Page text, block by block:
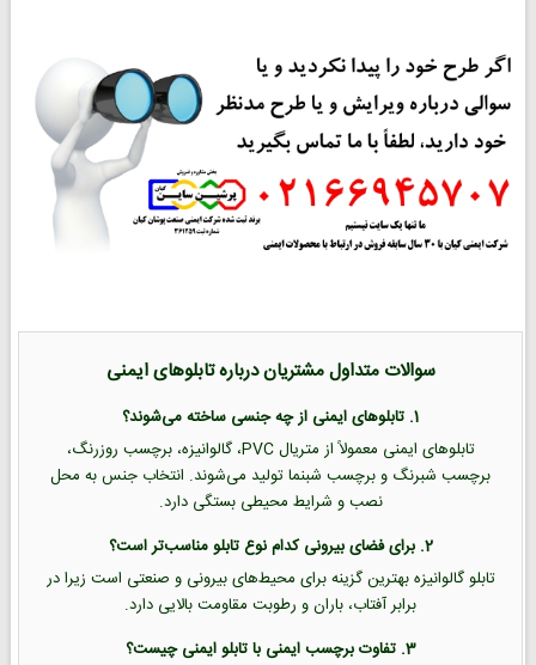
سوالات متداول مشتریان درباره تابلوهای ایمنی
1. تابلوهای ایمنی از چه جنسی ساخته می‌شوند؟
تابلوهای ایمنی معمولاً از متریال PVC، گالوانیزه، برچسب روزرنگ،
برچسب شبرنگ و برچسب شبنما تولید می‌شوند. انتخاب جنس به محل
نصب و شرایط محیطی بستگی دارد.
2. برای فضای بیرونی کدام نوع تابلو مناسب‌تر است؟
تابلو گالوانیزه بهترین گزینه برای محیط‌های بیرونی و صنعتی است زیرا در
برابر آفتاب، باران و رطوبت مقاومت بالایی دارد.
3. تفاوت برچسب ایمنی با تابلو ایمنی چیست؟